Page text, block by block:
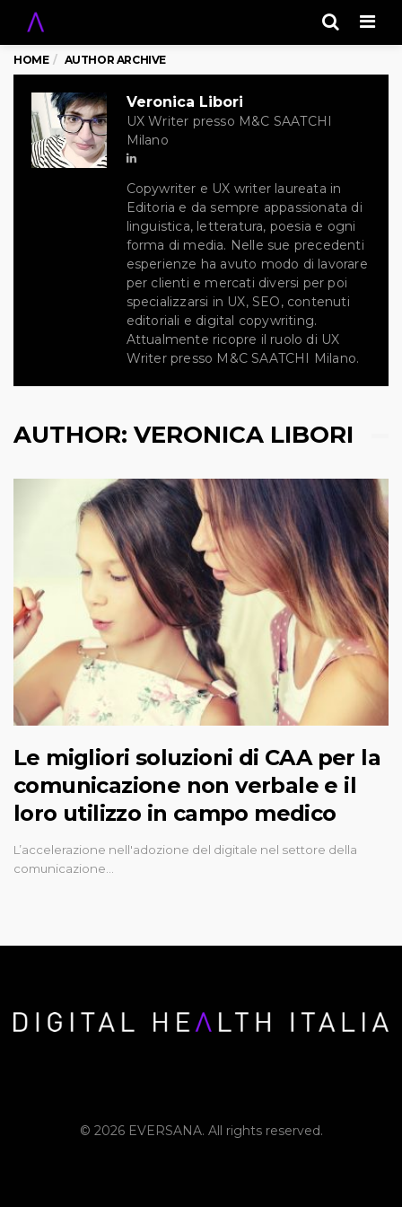
HOME AUTHOR ARCHIVE
Veronica Libori
UX Writer presso M&C SAATCHI
Milano
Copywriter e UX writer laureata in
Editoria e da sempre appassionata di
linguistica, letteratura, poesia e ogni
forma di media. Nelle sue precedenti
esperienze ha avuto modo di lavorare
per clienti e mercati diversi per poi
specializzarsi in UX, SEO, contenuti
editoriali e digital copywriting.
Attualmente ricopre il ruolo di UX
Writer presso M&C SAATCHI Milano.
AUTHOR: VERONICA LIBORI
Le migliori soluzioni di CAA per la
comunicazione non verbale e il
loro utilizzo in campo medico
L’accelerazione nell'adozione del digitale nel settore della
comunicazione…
© 2026 EVERSANA. All rights reserved.